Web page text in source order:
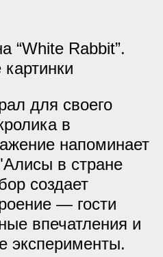
“White Rabbit”.
для своего
в
напоминает
в стране
создает
— гости
впечатления и
эксперименты.